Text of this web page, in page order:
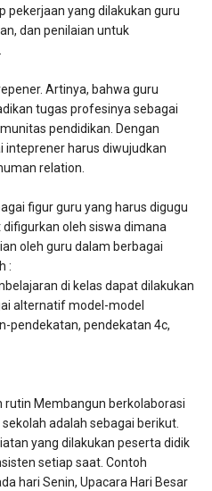
pekerjaan yang dilakukan guru
dan penilaian untuk
Artinya, bahwa guru
tugas profesinya sebagai
pendidikan. Dengan
inteprener harus diwujudkan
relation.
figur guru yang harus digugu
oleh siswa dimana
oleh guru dalam berbagai
:
di kelas dapat dilakukan
alternatif model-model
pendekatan, pendekatan 4c,
Membangun berkolaborasi
adalah sebagai berikut.
yang dilakukan peserta didik
setiap saat. Contoh
hari Senin, Upacara Hari Besar